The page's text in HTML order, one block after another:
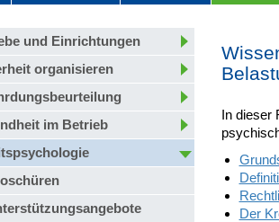
und Einrichtungen
organisieren
im Betrieb
In dieser
Der